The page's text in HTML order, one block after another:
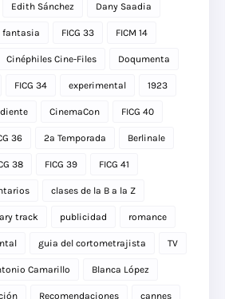
Edith Sánchez Dany Saadia
fantasia FICG 33 FICM 14
Cinéphiles Cine-Files Doqumenta
FICG 34 experimental 1923
CinemaCon FICG 40
36 2a Temporada Berlinale
38 FICG 39 FICG 41
clases de la B a la Z
track publicidad romance
guia del cortometrajista TV
Camarillo Blanca López
Recomendaciones cannes